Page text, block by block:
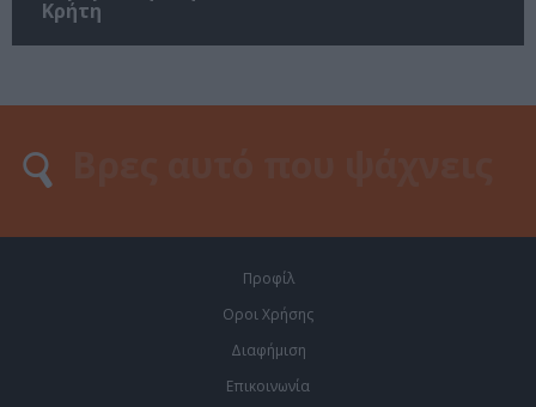
Κρήτη
Προφίλ
Οροι Χρήσης
Διαφήμιση
Επικοινωνία